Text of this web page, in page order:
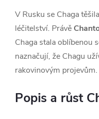
V Rusku se Chaga
léčitelství. Právě
Chaga stala oblíbenou
naznačují, že Chagu
rakovinovým projevům.
Popis a růst